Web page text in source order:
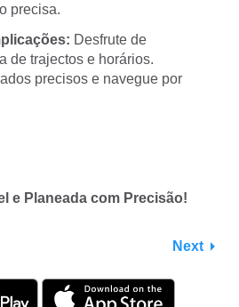
precisa.
Desfrute de
de trajectos e horários.
precisos e navegue por
e Planeada com Precisão!
Next